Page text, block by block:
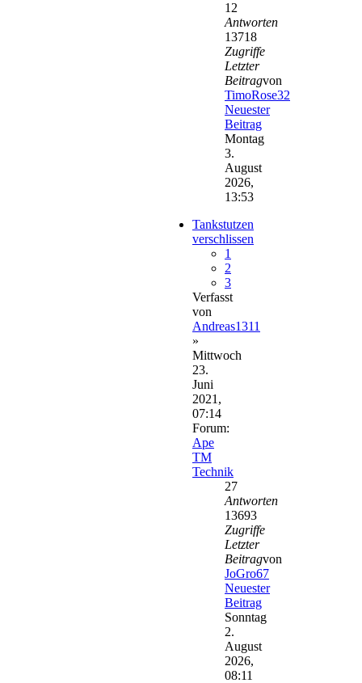
12
Antworten
13718
Zugriffe
Letzter
Beitragvon
TimoRose32
Neuester
Beitrag
Montag
3.
August
2026,
13:53
Tankstutzen
verschlissen
1
2
3
Verfasst
von
Andreas1311
»
Mittwoch
23.
Juni
2021,
07:14
Forum:
Ape
TM
Technik
27
Antworten
13693
Zugriffe
Letzter
Beitragvon
JoGro67
Neuester
Beitrag
Sonntag
2.
August
2026,
08:11